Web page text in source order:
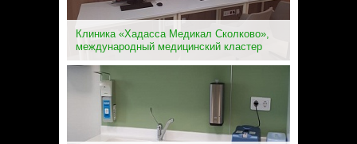
Клиника «Хадасса Медикал Сколково»,
международный медицинский кластер